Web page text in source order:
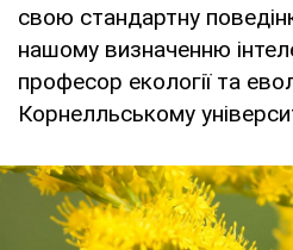
свою стандартну
нашому визначенню
професор екології та
Корнелльському